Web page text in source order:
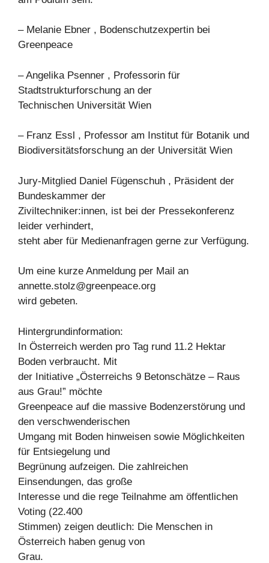
– Melanie Ebner , Bodenschutzexpertin bei
Greenpeace
– Angelika Psenner , Professorin für
Stadtstrukturforschung an der
Technischen Universität Wien
– Franz Essl , Professor am Institut für Botanik und
Biodiversitätsforschung an der Universität Wien
Jury-Mitglied Daniel Fügenschuh , Präsident der
Bundeskammer der
Ziviltechniker:innen, ist bei der Pressekonferenz
leider verhindert,
steht aber für Medienanfragen gerne zur Verfügung.
Um eine kurze Anmeldung per Mail an
annette.stolz@greenpeace.org
wird gebeten.
Hintergrundinformation:
In Österreich werden pro Tag rund 11.2 Hektar
Boden verbraucht. Mit
der Initiative „Österreichs 9 Betonschätze – Raus
aus Grau!” möchte
Greenpeace auf die massive Bodenzerstörung und
den verschwenderischen
Umgang mit Boden hinweisen sowie Möglichkeiten
für Entsiegelung und
Begrünung aufzeigen. Die zahlreichen
Einsendungen, das große
Interesse und die rege Teilnahme am öffentlichen
Voting (22.400
Stimmen) zeigen deutlich: Die Menschen in
Österreich haben genug von
Grau.